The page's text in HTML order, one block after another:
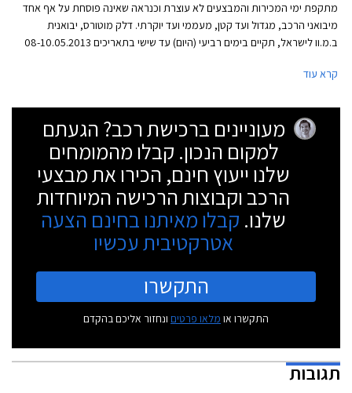
מתקפת ימי המכירות והמבצעים לא עוצרת וכנראה שאינה פוסחת על אף אחד
מיבואני הרכב, מגדול ועד קטן, מעממי ועד יוקרתי. דלק מוטורס, יבואנית
ב.מ.וו לישראל, תקיים בימים רביעי (היום) עד שישי בתאריכים 08-10.05.2013
בשמם.
קרא עוד
מעוניינים ברכישת רכב? הגעתם
למקום הנכון. קבלו מהמומחים
שלנו ייעוץ חינם, הכירו את מבצעי
הרכב וקבוצות הרכישה המיוחדות
שלנו. קבלו מאיתנו בחינם הצעה
אטרקטיבית עכשיו
התקשרו
התקשרו או מלאו פרטים ונחזור אליכם בהקדם
תגובות